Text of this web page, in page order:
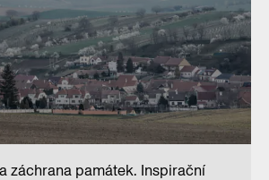
záchrana památek. Inspirační